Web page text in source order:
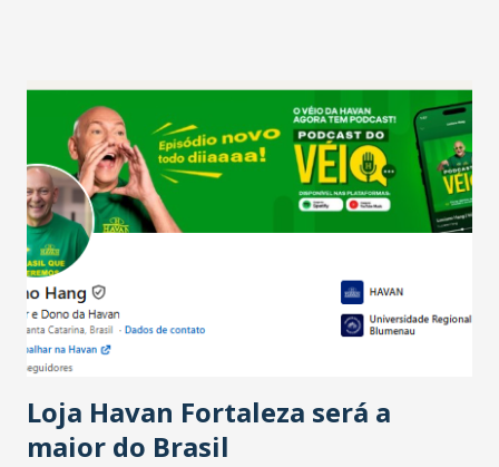
confraternizações de fim de ano e pelo pagamento do 13º
Salário para um número maior de trabalhadores, já que o
país tem a menor taxa de desemprego dos anos recentes.
Ainda segundo a Pesquisa, em novembro de 2025, 40% dos
bares e restaurantes operaram com lucro e outros 40%
registraram equilíbrio financeiro. Já o percentual de
estabelecimentos no prejuízo ficou em 19%, pouco abaixo
do observado no mês anterior. Outros 1% não existiam em
novembro. Em relação a outubro, o faturamento também
Loja Havan Fortaleza será a
maior do Brasil